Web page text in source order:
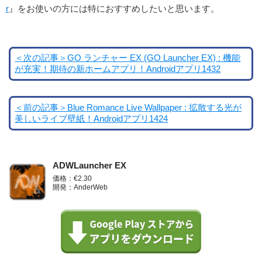
r 』をお使いの方には特におすすめしたいと思います。
＜次の記事＞GO ランチャー EX (GO Launcher EX) : 機能
が充実！期待の新ホームアプリ！Androidアプリ1432
＜前の記事＞Blue Romance Live Wallpaper : 拡散する光が
美しいライブ壁紙！Androidアプリ1424
ADWLauncher EX
価格：€2.30
開発：AnderWeb